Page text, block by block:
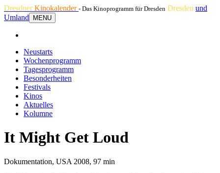
DresdnerKinokalender - Das Kinoprogramm für Dresden Dresden und
Umland
MENU
Neustarts
Wochenprogramm
Tagesprogramm
Besonderheiten
Festivals
Kinos
Aktuelles
Kolumne
It Might Get Loud
Dokumentation, USA 2008, 97 min